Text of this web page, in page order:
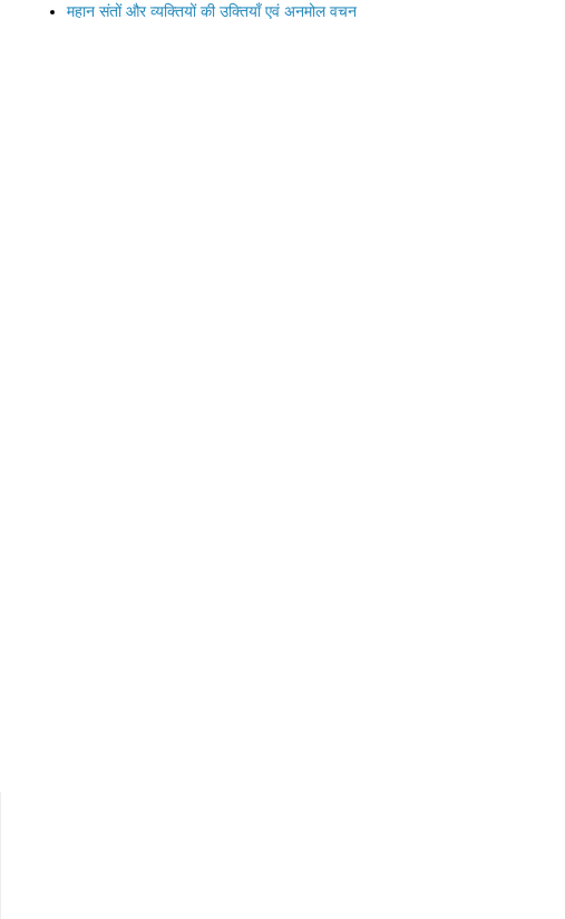
महान संतों और व्यक्तियों की उक्तियाँ एवं अनमोल वचन